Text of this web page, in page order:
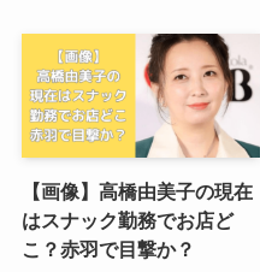
【画像】高橋由美子の現在
はスナック勤務でお店ど
こ？赤羽で目撃か？